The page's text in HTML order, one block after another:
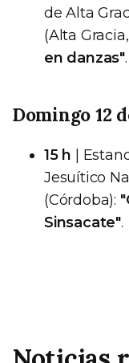
de Alta
(Alta
en danzas".
Domingo 12
15 h |
Jesuítico
(Córdoba):
Sinsacate".